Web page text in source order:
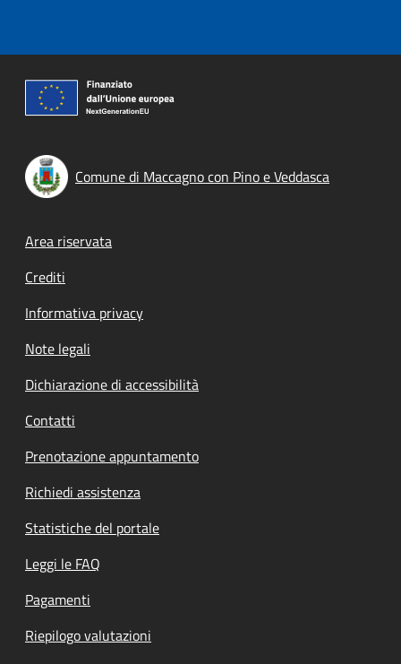
Comune di Maccagno con Pino e Veddasca
Footer menu
Area riservata
Crediti
Informativa privacy
Note legali
Dichiarazione di accessibilità
Contatti
Prenotazione appuntamento
Richiedi assistenza
Statistiche del portale
Leggi le FAQ
Pagamenti
Riepilogo valutazioni